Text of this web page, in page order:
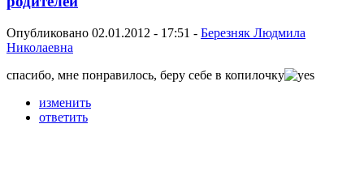
Опубликовано 02.01.2012 - 17:51 - Березняк Людмила
Николаевна
спасибо, мне понравилось, беру себе в копилочку
изменить
ответить